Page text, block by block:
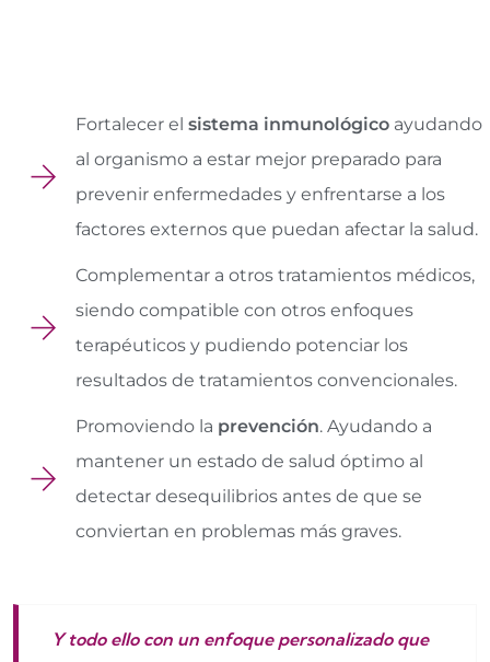
Fortalecer el sistema inmunológicoayudando
al organismo a estar mejor preparado para
prevenir enfermedades y enfrentarse a los
factores externos que puedan afectar la salud.
Complementar a otros tratamientos médicos,
siendo compatible con otros enfoques
terapéuticos y pudiendo potenciar los
resultados de tratamientos convencionales.
Promoviendo la prevención. Ayudando a
mantener un estado de salud óptimo al
detectar desequilibrios antes de que se
conviertan en problemas más graves.
Y todo ello con un enfoque personalizado que